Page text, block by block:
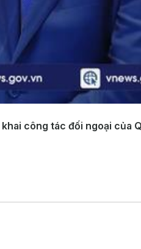
công tác đối ngoại của